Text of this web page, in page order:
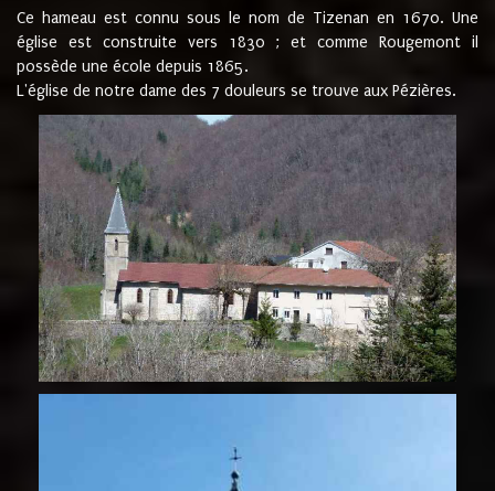
Ce hameau est connu sous le nom de Tizenan en 1670. Une
église est construite vers 1830 ; et comme Rougemont il
possède une école depuis 1865.
L'église de notre dame des 7 douleurs se trouve aux Pézières.